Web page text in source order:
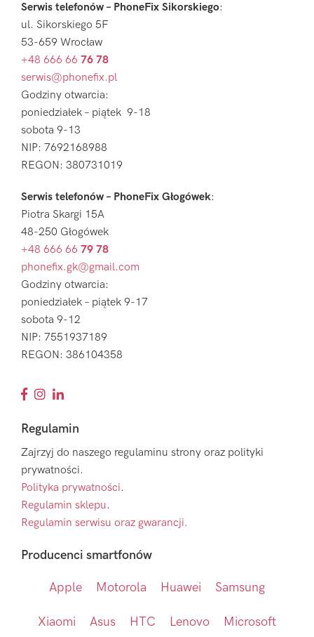
Serwis telefonów – PhoneFix Sikorskiego:
ul. Sikorskiego 5F
53-659 Wrocław
+48 666 66 76 78
serwis@phonefix.pl
Godziny otwarcia:
poniedziałek – piątek 9-18
sobota 9-13
NIP: 7692168988
REGON: 380731019
Serwis telefonów – PhoneFix Głogówek:
Piotra Skargi 15A
48-250 Głogówek
+48 666 66 79 78
phonefix.gk@gmail.com
Godziny otwarcia:
poniedziałek – piątek 9-17
sobota 9-12
NIP: 7551937189
REGON: 386104358
Regulamin
Zajrzyj do naszego regulaminu strony oraz polityki
prywatności.
Polityka prywatności.
Regulamin sklepu.
Regulamin serwisu oraz gwarancji.
Producenci smartfonów
Apple Motorola Huawei Samsung
Xiaomi Asus HTC Lenovo Microsoft